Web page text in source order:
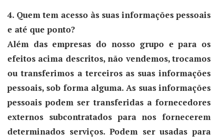
4. Quem tem acesso às suas informações pessoais
e até que ponto?
Além das empresas do nosso grupo e para os
efeitos acima descritos, não vendemos, trocamos
ou transferimos a terceiros as suas informações
pessoais, sob forma alguma. As suas informações
pessoais podem ser transferidas a fornecedores
externos subcontratados para nos fornecerem
determinados serviços. Podem ser usadas para